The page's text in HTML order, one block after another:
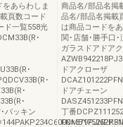
あらわしま
頁数コード
ド一覧558光
･
･
･
･
･
パッキン
商品名/部品名掲
品名/部品名掲載
は商品コードを
関･店舗･勝手口･
ガラスドアドア
ドアクローザ
ドアチェーン
丁番